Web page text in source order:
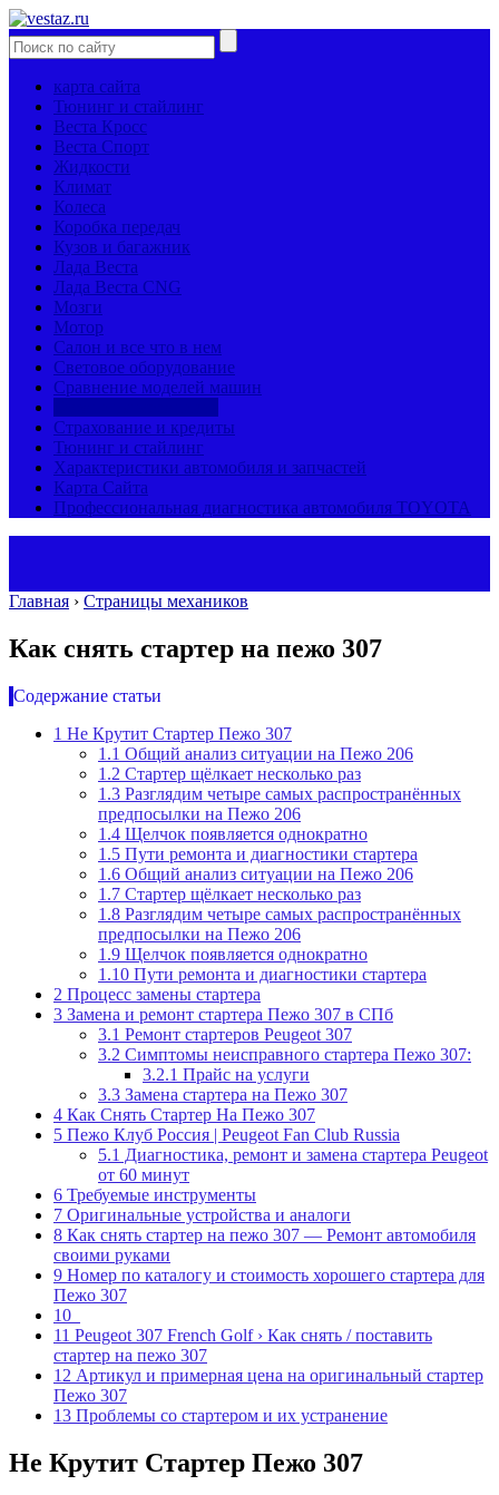
карта сайта
Тюнинг и стайлинг
Веста Кросс
Веста Спорт
Жидкости
Климат
Колеса
Коробка передач
Кузов и багажник
Лада Веста
Лада Веста CNG
Мозги
Мотор
Салон и все что в нем
Световое оборудование
Сравнение моделей машин
Страхование и кредиты
Тюнинг и стайлинг
Характеристики автомобиля и запчастей
Карта Сайта
Профессиональная диагностика автомобиля TOYOTA
Главная › Страницы механиков
Как снять стартер на пежо 307
Содержание статьи
1 Не Крутит Стартер Пежо 307
1.1 Общий анализ ситуации на Пежо 206
1.2 Стартер щёлкает несколько раз
1.3 Разглядим четыре самых распространённых
предпосылки на Пежо 206
1.4 Щелчок появляется однократно
1.5 Пути ремонта и диагностики стартера
1.6 Общий анализ ситуации на Пежо 206
1.7 Стартер щёлкает несколько раз
1.8 Разглядим четыре самых распространённых
предпосылки на Пежо 206
1.9 Щелчок появляется однократно
1.10 Пути ремонта и диагностики стартера
2 Процесс замены стартера
3 Замена и ремонт стартера Пежо 307 в СПб
3.1 Ремонт стартеров Peugeot 307
3.2 Симптомы неисправного стартера Пежо 307:
3.2.1 Прайс на услуги
3.3 Замена стартера на Пежо 307
4 Как Снять Стартер На Пежо 307
5 Пежо Клуб Россия | Peugeot Fan Club Russia
5.1 Диагностика, ремонт и замена стартера Peugeot
от 60 минут
6 Требуемые инструменты
7 Оригинальные устройства и аналоги
8 Как снять стартер на пежо 307 — Ремонт автомобиля
своими руками
9 Номер по каталогу и стоимость хорошего стартера для
Пежо 307
10
11 Peugeot 307 French Golf › Как снять / поставить
стартер на пежо 307
12 Артикул и примерная цена на оригинальный стартер
Пежо 307
13 Проблемы со стартером и их устранение
Не Крутит Стартер Пежо 307